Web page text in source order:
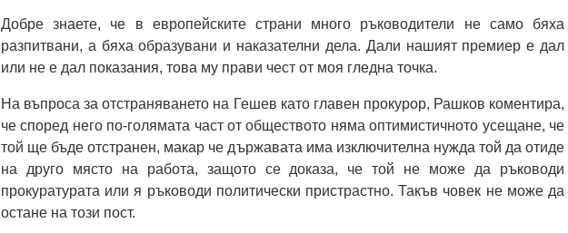
Добре знаете, че в европейските страни много ръководители не само бяха
разпитвани, а бяха образувани и наказателни дела. Дали нашият премиер е дал
или не е дал показания, това му прави чест от моя гледна точка.
На въпроса за отстраняването на Гешев като главен прокурор, Рашков коментира,
че според него по-голямата част от обществото няма оптимистичното усещане, че
той ще бъде отстранен, макар че държавата има изключителна нужда той да отиде
на друго място на работа, защото се доказа, че той не може да ръководи
прокуратурата или я ръководи политически пристрастно. Такъв човек не може да
остане на този пост.